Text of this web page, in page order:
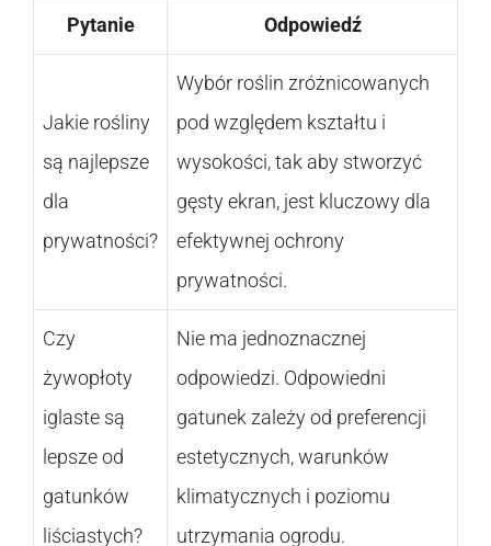
Pytanie Odpowiedź
Jakie rośliny
są najlepsze
dla
prywatności?
Wybór roślin zróżnicowanych
pod względem kształtu i
wysokości, tak aby stworzyć
gęsty ekran, jest kluczowy dla
efektywnej ochrony
prywatności.
Czy
żywopłoty
iglaste są
lepsze od
gatunków
liściastych?
Nie ma jednoznacznej
odpowiedzi. Odpowiedni
gatunek zależy od preferencji
estetycznych, warunków
klimatycznych i poziomu
utrzymania ogrodu.